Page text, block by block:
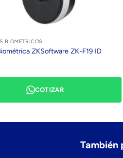
BIOMÉTRICOS
ZKSoftware ZK-F19 ID
COTIZAR
También